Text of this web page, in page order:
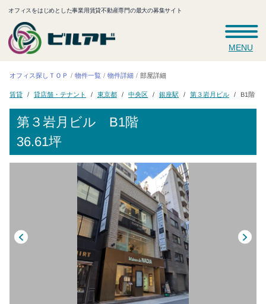
オフィスをはじめとした事業用賃貸不動産専門の最大の募集サイト
MENU
オフィス探しＴＯＰ 物件一覧 物件詳細 部屋詳細
賃貸 貸店舗・テナント 東京都 中央区 銀座駅 第３岩月ビル B1階
第３岩月ビル B1階
36.61坪